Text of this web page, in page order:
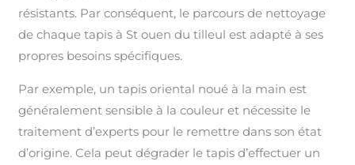
résistants. Par conséquent, le parcours de nettoyage
de chaque tapis à St ouen du tilleul est adapté à ses
propres besoins spécifiques.
Par exemple, un tapis oriental noué à la main est
généralement sensible à la couleur et nécessite le
traitement d’experts pour le remettre dans son état
d’origine. Cela peut dégrader le tapis d’effectuer un